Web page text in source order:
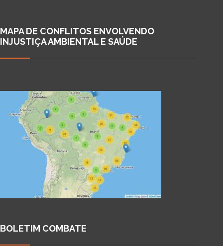
MAPA DE CONFLITOS ENVOLVENDO
INJUSTIÇA AMBIENTAL E SAÚDE
BOLETIM COMBATE